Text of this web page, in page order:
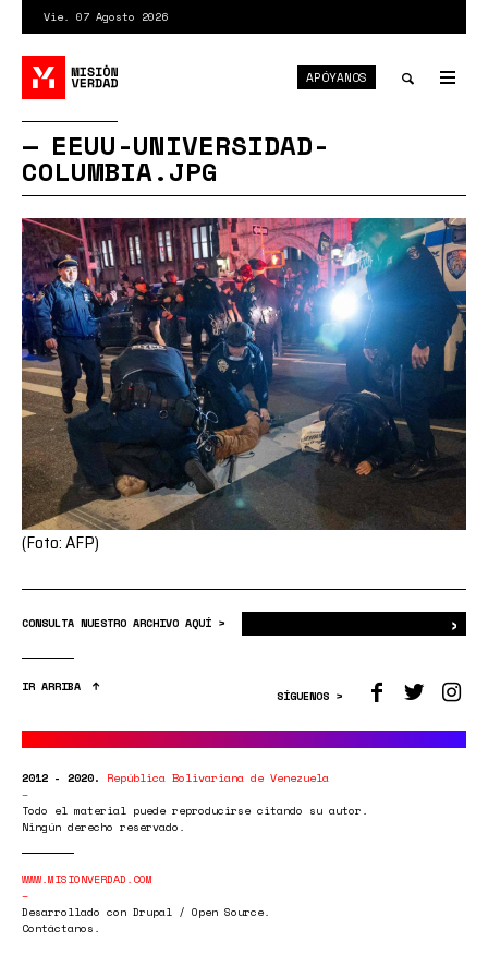
contenido
principal
Vie. 07 Agosto 2026
APÓYANOS
EEUU-UNIVERSIDAD-
COLUMBIA.JPG
(Foto: AFP)
CONSULTA NUESTRO ARCHIVO AQUÍ > ›
IR ARRIBA
SÍGUENOS >
2012 - 2020. República Bolivariana de Venezuela
Todo el material puede reproducirse citando su autor.
Ningún derecho reservado.
WWW.MISIONVERDAD.COM
Desarrollado con Drupal / Open Source.
Contáctanos.